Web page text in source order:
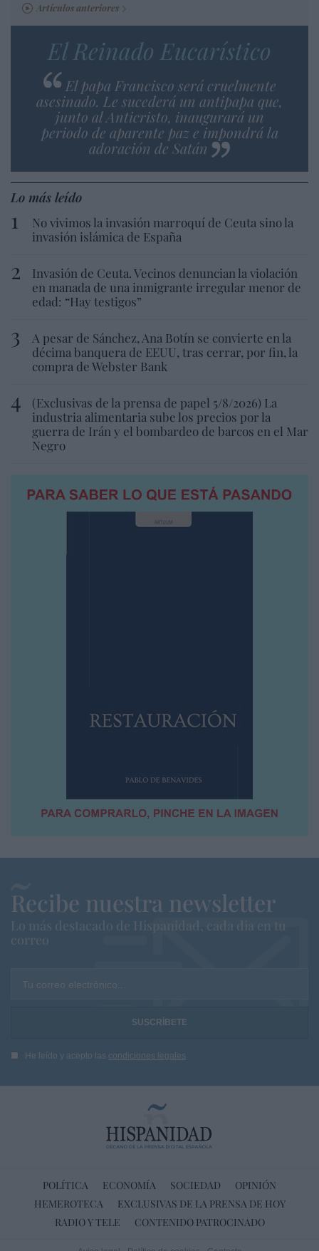
Artículos anteriores
El Reinado Eucarístico
El papa Francisco será cruelmente
asesinado. Le sucederá un antipapa que,
junto al Anticristo, inaugurará un
periodo de aparente paz e impondrá la
adoración de Satán
Lo más leído
No vivimos la invasión marroquí de Ceuta sino la
invasión islámica de España
Invasión de Ceuta. Vecinos denuncian la violación
en manada de una inmigrante irregular menor de
edad: “Hay testigos”
A pesar de Sánchez, Ana Botín se convierte en la
décima banquera de EEUU, tras cerrar, por fin, la
compra de Webster Bank
(Exclusivas de la prensa de papel 5/8/2026) La
industria alimentaria sube los precios por la
guerra de Irán y el bombardeo de barcos en el Mar
Negro
Recibe nuestra newsletter
Lo más destacado de Hispanidad, cada dia en tu
correo
Tu correo electrónico...
He leído y acepto las condiciones legales
POLÍTICA ECONOMÍA SOCIEDAD
OPINIÓN
HEMEROTECA
EXCLUSIVAS DE LA PRENSA DE HOY
RADIO Y TELE
CONTENIDO PATROCINADO